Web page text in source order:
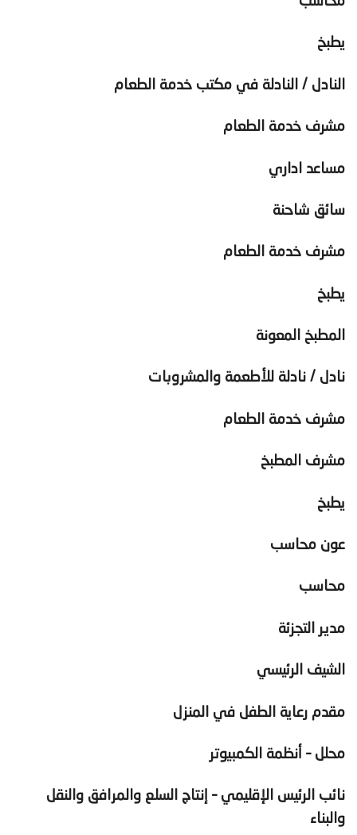
يطبخ
النادل / النادلة في مكتب خدمة الطعام
مشرف خدمة الطعام
مساعد اداري
سائق شاحنة
مشرف خدمة الطعام
يطبخ
المطبخ المعونة
نادل / نادلة للأطعمة والمشروبات
مشرف خدمة الطعام
مشرف المطبخ
يطبخ
عون محاسب
محاسب
مدير التجزئة
الشيف الرئيسي
مقدم رعاية الطفل في المنزل
محلل – أنظمة الكمبيوتر
نائب الرئيس الإقليمي – إنتاج السلع والمرافق والنقل
والبناء